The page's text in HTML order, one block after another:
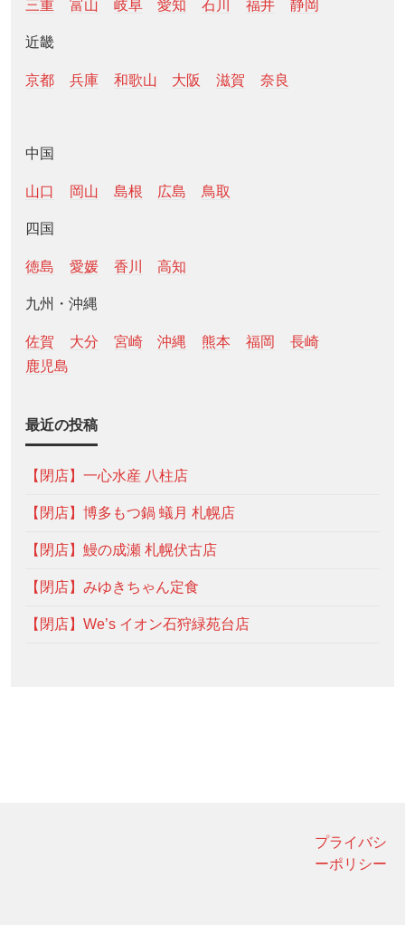
三重 富山 岐阜 愛知 石川 福井 静岡
近畿
京都 兵庫 和歌山 大阪 滋賀 奈良
中国
山口 岡山 島根 広島 鳥取
四国
徳島 愛媛 香川 高知
九州・沖縄
佐賀 大分 宮崎 沖縄 熊本 福岡
長崎
鹿児島
最近の投稿
【閉店】一心水産 八柱店
【閉店】博多もつ鍋 蟻月 札幌店
【閉店】鰻の成瀬 札幌伏古店
【閉店】みゆきちゃん定食
【閉店】We’s イオン石狩緑苑台店
プライバシ
ーポリシー